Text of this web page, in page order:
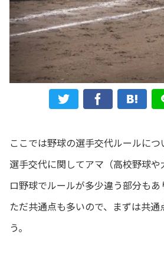
ここでは野球の選手交代ルールにつ
選手交代に関してアマ（高校野球
ロ野球でルールが多少違う部分もあ
ただ共通点も多いので、まずは共
う。